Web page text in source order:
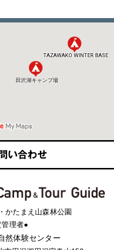
かたまえ山森林公園
理者●
然体験センター